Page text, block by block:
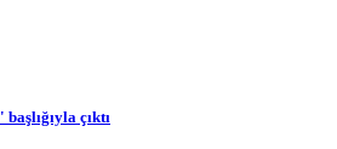
çıktı